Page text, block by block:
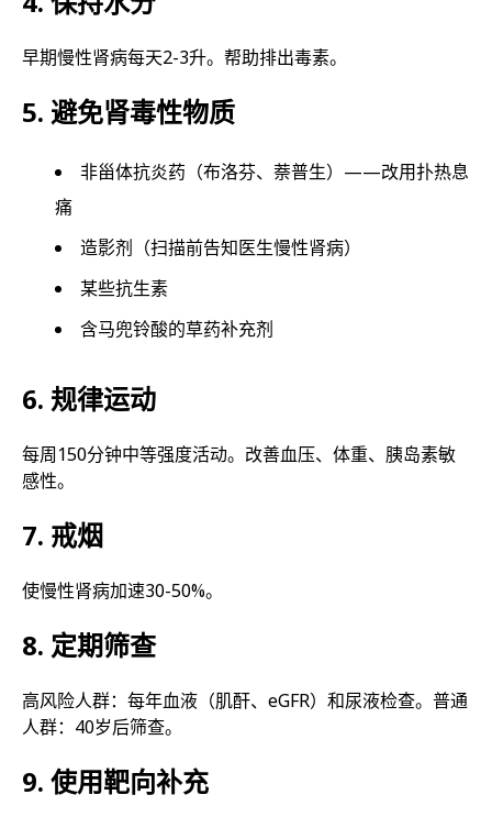
早期慢性肾病每天2-3升。帮助排出毒素。
5. 避免肾毒性物质
非甾体抗炎药（布洛芬、萘普生）——改用扑热息
痛
造影剂（扫描前告知医生慢性肾病）
某些抗生素
含马兜铃酸的草药补充剂
6. 规律运动
每周150分钟中等强度活动。改善血压、体重、胰岛素敏
感性。
7. 戒烟
使慢性肾病加速30-50%。
8. 定期筛查
高风险人群：每年血液（肌酐、eGFR）和尿液检查。普通
人群：40岁后筛查。
9. 使用靶向补充